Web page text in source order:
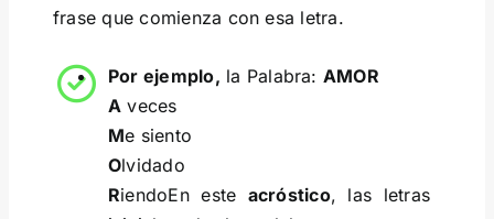
frase que comienza con esa letra.
Por ejemplo, la Palabra: AMOR
A veces
Me siento
Olvidado
RiendoEn este acróstico, las letras